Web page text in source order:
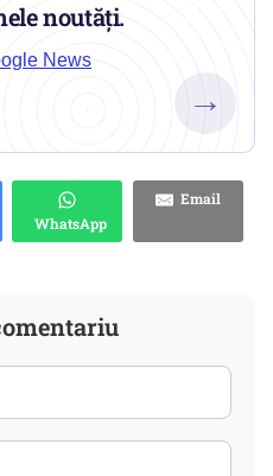
noutăți.
News
→
WhatsApp
Email